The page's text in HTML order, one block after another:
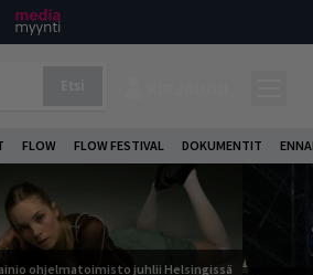
FLOW FLOW FESTIVAL DOKUMENTIT
ohjelmatoimisto juhlii Helsingissä